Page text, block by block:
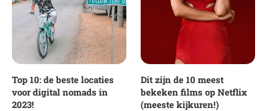
Top 10: de beste locaties
voor digital nomads in
2023!
Dit zijn de 10 meest
bekeken films op Netflix
(meeste kijkuren!)